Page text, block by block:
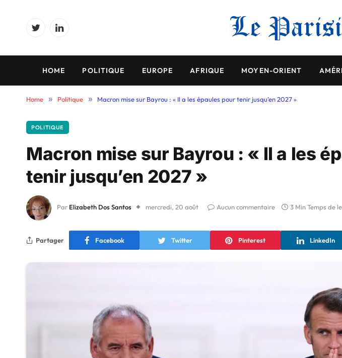
TwitterLinkedIn
HOME POLITIQUE EUROPE AFRIQUE MOYEN-ORIENT
Home » Politique » Macron mise sur Bayrou : « Il a les épaules pour tenir jusqu’en 2027 »
POLITIQUE
Macron mise sur Bayrou : « Il a les
tenir jusqu’en 2027 »
Par Elizabeth Dos Santos mercredi, 20 août Aucun commentaire 3 Min Temps de
Partager Facebook Twitter Pinterest LinkedIn